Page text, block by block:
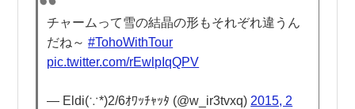
チャームって雪の結晶の形もそれぞれ違うん
だね～#TohoWithTour
pic.twitter.com/rEwlpIqQPV
— Eldi(∵*)2/6ｵﾜｯﾁｬｯﾀ (@w_ir3tvxq)2015, 2